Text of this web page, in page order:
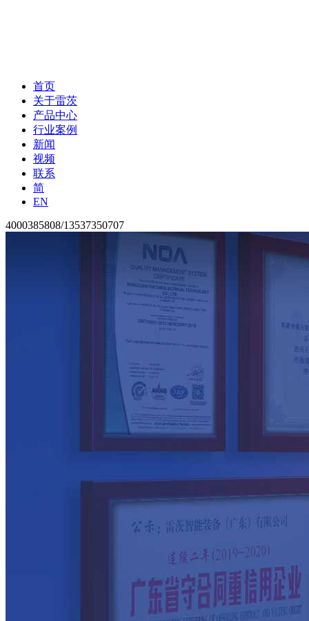
首页
关于雷茨
产品中心
行业案例
新闻
视频
联系
简
EN
4000385808/13537350707